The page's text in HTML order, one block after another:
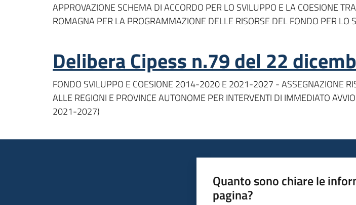
APPROVAZIONE SCHEMA DI ACCORDO PER LO SVILUPPO E LA COESIONE
ROMAGNA PER LA PROGRAMMAZIONE DELLE RISORSE DEL FONDO PER
Delibera Cipess n.79 del 22
FONDO SVILUPPO E COESIONE 2014-2020 E 2021-2027 - ASSEGNAZIONE
ALLE REGIONI E PROVINCE AUTONOME PER INTERVENTI DI IMMEDIATO
2021-2027)
Quanto sono chiare le
pagina?